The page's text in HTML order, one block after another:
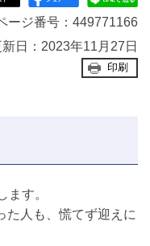
ージ番号：449771166
日：2023年11月27日
印刷
ます。
た人も、慌てず迎えに